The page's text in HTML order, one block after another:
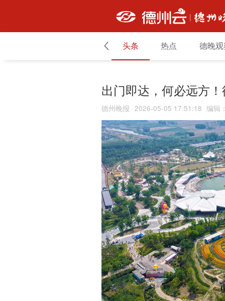
头条 热点 德晚
出门即达，何必远方
德州晚报 2026-05-05 17:51:18 编辑